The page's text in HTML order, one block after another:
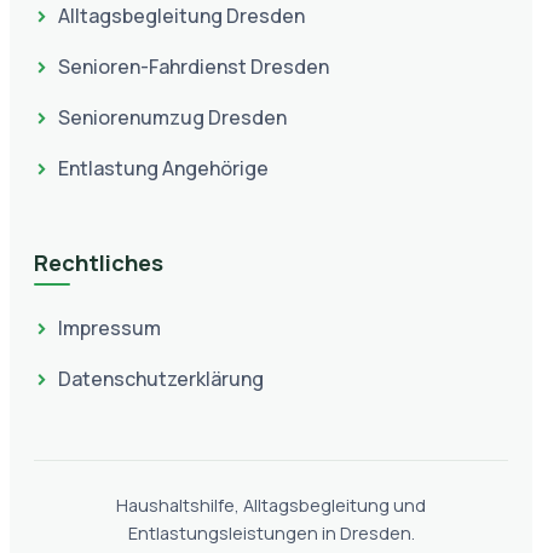
Alltagsbegleitung Dresden
Senioren-Fahrdienst Dresden
Seniorenumzug Dresden
Entlastung Angehörige
Rechtliches
Impressum
Datenschutzerklärung
Haushaltshilfe, Alltagsbegleitung und
Entlastungsleistungen in Dresden.